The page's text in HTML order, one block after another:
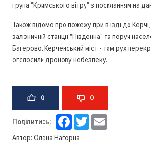
група "Кримського вітру" з посиланням на
Також відомо про пожежу при в'їзді до Керчі,
залізничній станції "Південна" та поруч
Багерово. Керченський міст - там рух
оголосили дронову небезпеку.
0 0
Поділитись: Facebook
Twitter
Автор: Олена Нагорна